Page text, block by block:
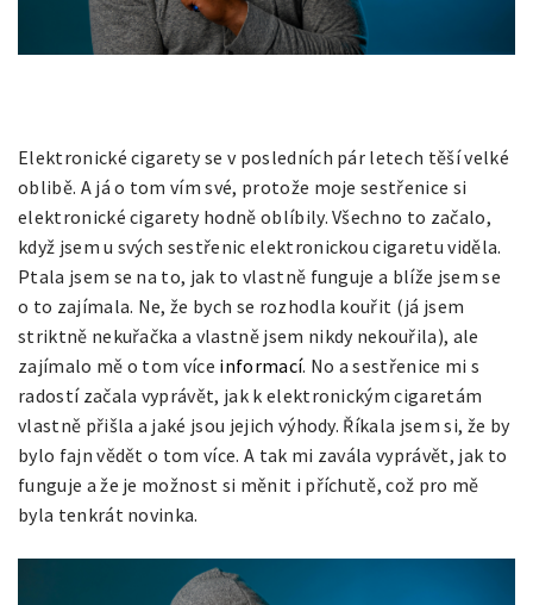
Elektronické cigarety se v posledních pár letech těší velké
oblibě. A já o tom vím své, protože moje sestřenice si
elektronické cigarety hodně oblíbily. Všechno to začalo,
když jsem u svých sestřenic elektronickou cigaretu viděla.
Ptala jsem se na to, jak to vlastně funguje a blíže jsem se
o to zajímala. Ne, že bych se rozhodla kouřit (já jsem
striktně nekuřačka a vlastně jsem nikdy nekouřila), ale
zajímalo mě o tom více informací. No a sestřenice mi s
radostí začala vyprávět, jak k elektronickým cigaretám
vlastně přišla a jaké jsou jejich výhody. Říkala jsem si, že by
bylo fajn vědět o tom více. A tak mi zavála vyprávět, jak to
funguje a že je možnost si měnit i příchutě, což pro mě
byla tenkrát novinka.